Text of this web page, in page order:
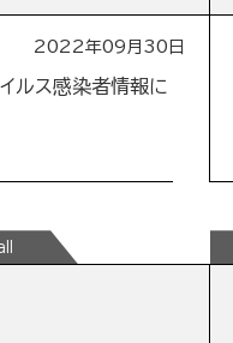
2022年09月30日
ルス感染者情報に